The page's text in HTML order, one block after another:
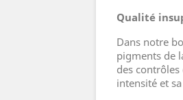
Qualité
Dans notre
pigments de
des
intensité et